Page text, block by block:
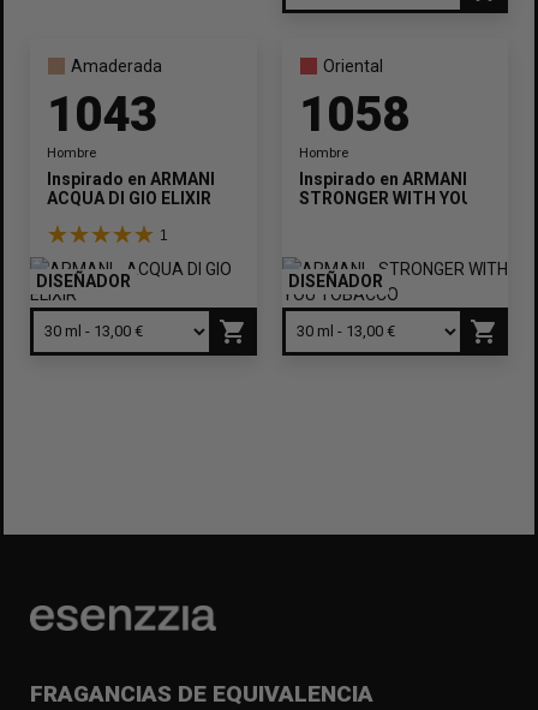
Amaderada
1043
Hombre
Inspirado en ARMANI
ACQUA DI GIO ELIXIR
1
DISEÑADOR
shopping_cart
Oriental
1058
Hombre
Inspirado en ARMANI
STRONGER WITH YOU
DISEÑADOR
shopping_cart
FRAGANCIAS DE EQUIVALENCIA